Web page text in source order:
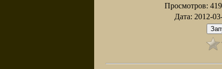
Просмотров:
Дата: 2012-